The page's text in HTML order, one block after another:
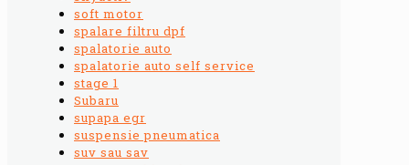
soft motor
spalare filtru dpf
spalatorie auto
spalatorie auto self service
stage 1
Subaru
supapa egr
suspensie pneumatica
suv sau sav